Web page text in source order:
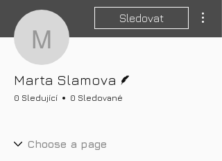
Marta Slamova
Sledovat
Marta Slamova
0 Sledující 0 Sledované